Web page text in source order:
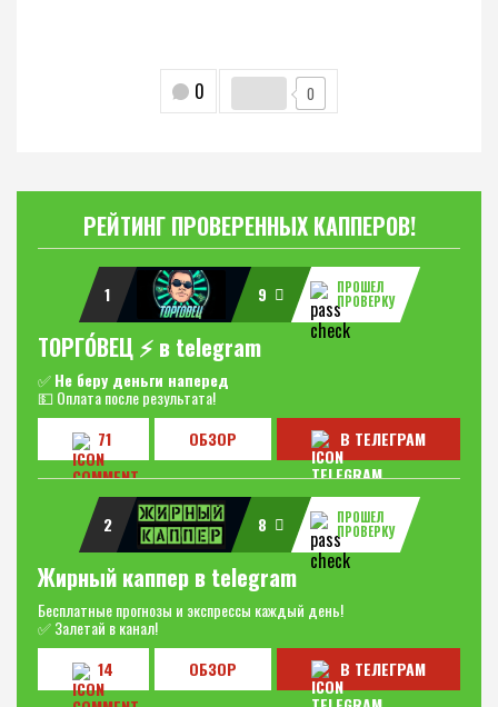
0 0
РЕЙТИНГ ПРОВЕРЕННЫХ КАППЕРОВ!
1 9
ПРОШЕЛ
ПРОВЕРКУ
ТОРГО́ВЕЦ ⚡️ в telegram
✅Не беру деньги наперед
💵 Оплата после результата!
71
ОБЗОР В ТЕЛЕГРАМ
2 8
ПРОШЕЛ
ПРОВЕРКУ
Жирный каппер в telegram
Бесплатные прогнозы и экспрессы каждый день!
✅ Залетай в канал!
14
ОБЗОР В ТЕЛЕГРАМ